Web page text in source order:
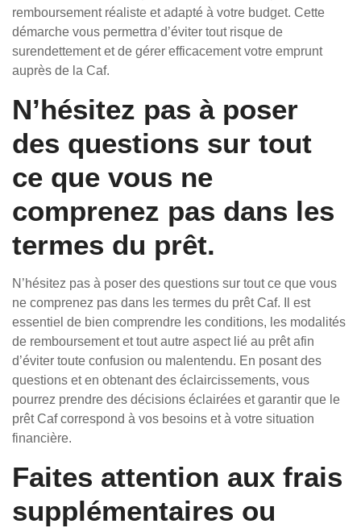
remboursement réaliste et adapté à votre budget. Cette
démarche vous permettra d’éviter tout risque de
surendettement et de gérer efficacement votre emprunt
auprès de la Caf.
N’hésitez pas à poser
des questions sur tout
ce que vous ne
comprenez pas dans les
termes du prêt.
N’hésitez pas à poser des questions sur tout ce que vous
ne comprenez pas dans les termes du prêt Caf. Il est
essentiel de bien comprendre les conditions, les modalités
de remboursement et tout autre aspect lié au prêt afin
d’éviter toute confusion ou malentendu. En posant des
questions et en obtenant des éclaircissements, vous
pourrez prendre des décisions éclairées et garantir que le
prêt Caf correspond à vos besoins et à votre situation
financière.
Faites attention aux frais
supplémentaires ou